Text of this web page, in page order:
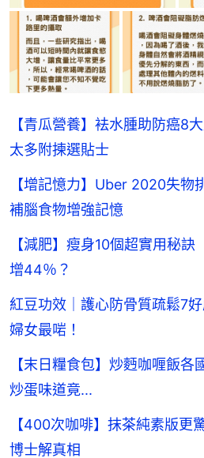
【青瓜營養】袪水腫助防癌8
太多附揀選貼士
【增記憶力】Uber 2020失物
補腦食物增強記憶
【減肥】瘦身10個超實用秘
增44％？
紅豆功效｜護心防骨質疏鬆7
婦女最啱！
【末日糧食包】炒麪咖喱飯
炒蛋味道竟...
【400次咖啡】抹茶純素版
博士解真相